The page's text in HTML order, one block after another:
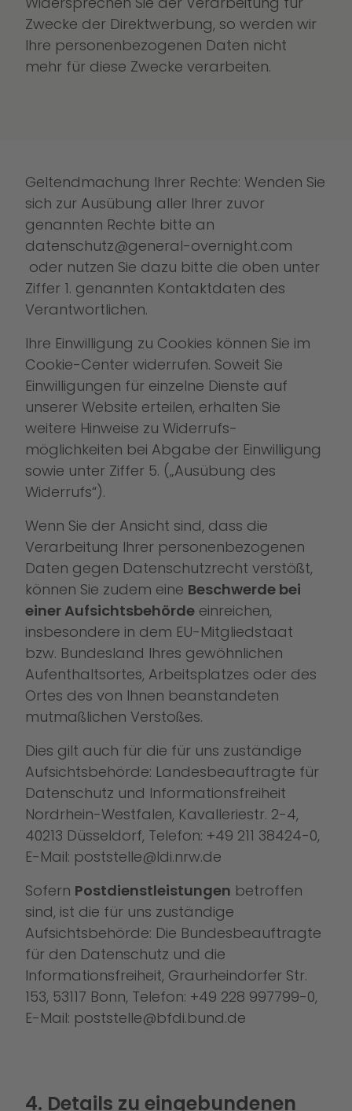
Zwecke der Direktwerbung, so werden wir
Ihre personenbezogenen Daten nicht
mehr für diese Zwecke verarbeiten.
Geltendmachung Ihrer Rechte: Wenden Sie
sich zur Ausübung aller Ihrer zuvor
genannten Rechte bitte an
datenschutz@general-overnight.com
oder nutzen Sie dazu bitte die oben unter
Ziffer 1. genannten Kontaktdaten des
Verantwortlichen.
Ihre Einwilligung zu Cookies können Sie im
Cookie-Center widerrufen. Soweit Sie
Einwilligungen für einzelne Dienste auf
unserer Website erteilen, erhalten Sie
weitere Hinweise zu Widerrufs-
möglichkeiten bei Abgabe der Einwilligung
sowie unter Ziffer 5. („Ausübung des
Widerrufs“).
Wenn Sie der Ansicht sind, dass die
Verarbeitung Ihrer personenbezogenen
Daten gegen Datenschutzrecht verstößt,
können Sie zudem eine Beschwerde bei
einer Aufsichtsbehörde einreichen,
insbesondere in dem EU-Mitgliedstaat
bzw. Bundesland Ihres gewöhnlichen
Aufenthaltsortes, Arbeitsplatzes oder des
Ortes des von Ihnen beanstandeten
mutmaßlichen Verstoßes.
Dies gilt auch für die für uns zuständige
Aufsichtsbehörde: Landesbeauftragte für
Datenschutz und Informationsfreiheit
Nordrhein-Westfalen, Kavalleriestr. 2-4,
40213 Düsseldorf, Telefon: +49 211 38424-0,
E-Mail: poststelle@ldi.nrw.de
Sofern Postdienstleistungen betroffen
sind, ist die für uns zuständige
Aufsichtsbehörde: Die Bundesbeauftragte
für den Datenschutz und die
Informationsfreiheit, Graurheindorfer Str.
153, 53117 Bonn, Telefon: +49 228 997799-0,
E-Mail: poststelle@bfdi.bund.de
4. Details zu eingebundenen